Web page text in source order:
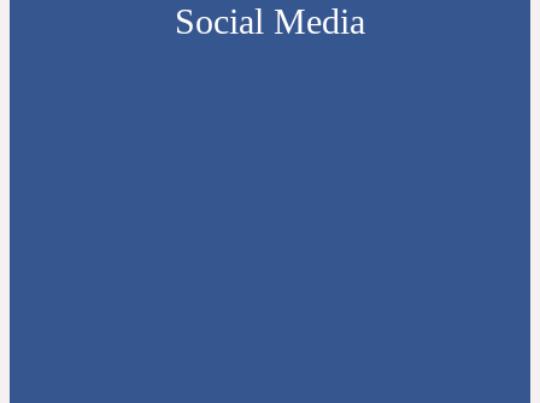
Social Media